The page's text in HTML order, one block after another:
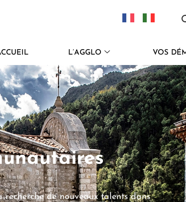
L’AGGLO VOS
de nouveaux talents dans